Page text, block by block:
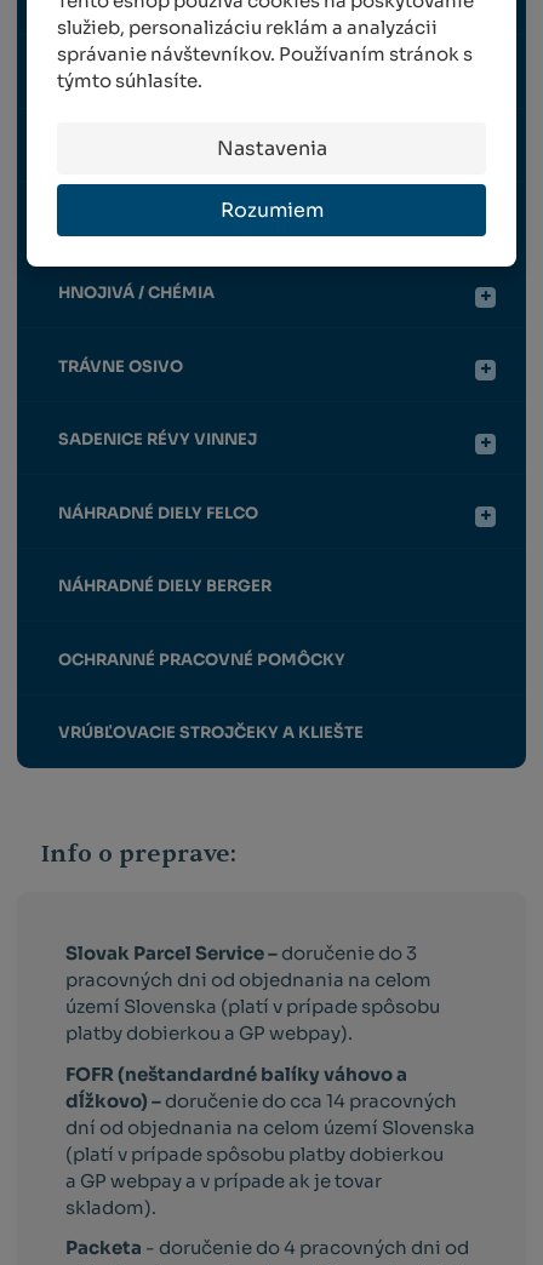
služieb, personalizáciu reklám a analyzácii
správanie návštevníkov. Používaním stránok s
týmto súhlasíte.
Nastavenia
Rozumiem
OCHRANNÉ PRVKY
VYVÄZOVANIE VINOHRADU
HNOJIVÁ / CHÉMIA
TRÁVNE OSIVO
SADENICE RÉVY VINNEJ
NÁHRADNÉ DIELY FELCO
NÁHRADNÉ DIELY BERGER
OCHRANNÉ PRACOVNÉ POMÔCKY
VRÚBĽOVACIE STROJČEKY A KLIEŠTE
Info o preprave:
Slovak Parcel Service – doručenie do 3
pracovných dni od objednania na celom
území Slovenska (platí v prípade spôsobu
platby dobierkou a GP webpay).
FOFR (neštandardné balíky váhovo a
dĺžkovo) – doručenie do cca 14 pracovných
dní od objednania na celom území Slovenska
(platí v prípade spôsobu platby dobierkou
a GP webpay a v prípade ak je tovar
skladom).
Packeta - doručenie do 4 pracovných dni od